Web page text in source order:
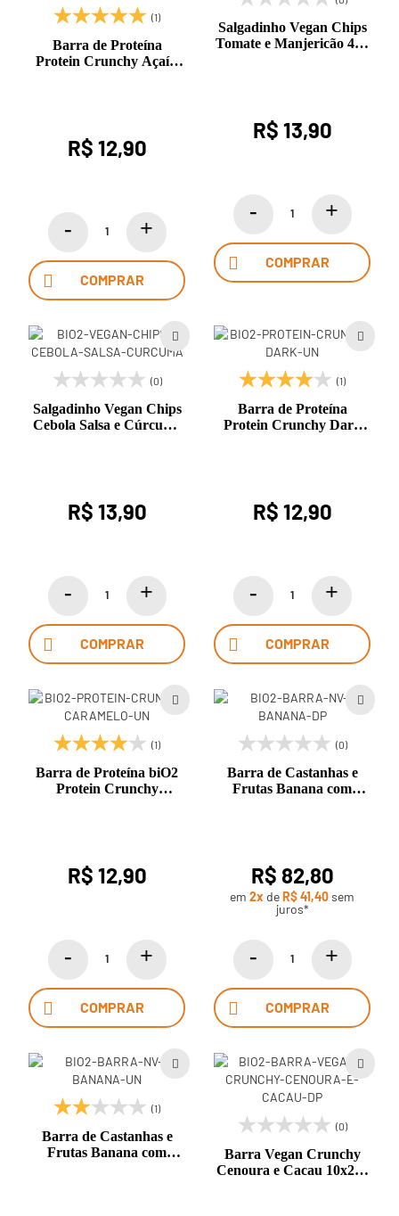
(1)
Barra de Proteína
Protein Crunchy Açaí e
R$ 12,90
COMPRAR
Salgadinho Vegan Chips
Tomate e Manjericão 40g
R$ 13,90
COMPRAR
(0)
Salgadinho Vegan Chips
Cebola Salsa e Cúrcuma
R$ 13,90
COMPRAR
(1)
Barra de Proteína
Protein Crunchy Dark
R$ 12,90
COMPRAR
(1)
Barra de Proteína biO2
Protein Crunchy
R$ 12,90
COMPRAR
(0)
Barra de Castanhas e
Frutas Banana com
R$ 82,80
em 2x deR$ 41,40sem
juros*
COMPRAR
(1)
Barra de Castanhas e
Frutas Banana com
(0)
Barra Vegan Crunchy
Cenoura e Cacau 10x28g